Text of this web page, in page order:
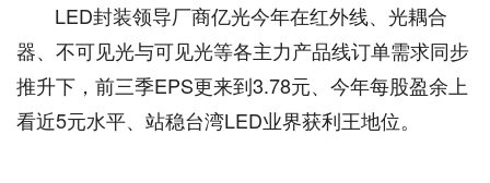
LED封装领导厂商亿光今年在红外线、光耦合
器、不可见光与可见光等各主力产品线订单需求同步
推升下，前三季EPS更来到3.78元、今年每股盈余上
看近5元水平、站稳台湾LED业界获利王地位。